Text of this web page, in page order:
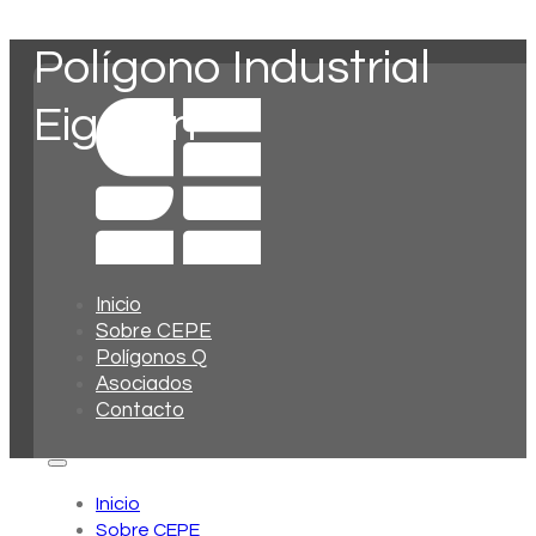
Inicio
Sobre CEPE
Polígonos Q
Asociados
Contacto
Inicio
Sobre CEPE
Polígono Industrial
Eiguren